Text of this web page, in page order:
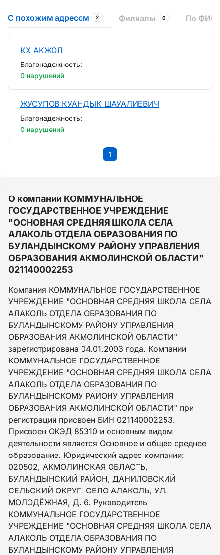
С похожим адресом 2 Филиалы 0 По ФИО
КХ АКЖОЛ
Благонадежность:
0 нарушений
ЖУСУПОВ КУАНДЫК ШАУАЛИЕВИЧ
Благонадежность:
0 нарушений
1
О компании КОММУНАЛЬНОЕ
ГОСУДАРСТВЕННОЕ УЧРЕЖДЕНИЕ
"ОСНОВНАЯ СРЕДНЯЯ ШКОЛА СЕЛА
АЛАКОЛЬ ОТДЕЛА ОБРАЗОВАНИЯ ПО
БУЛАНДЫНСКОМУ РАЙОНУ УПРАВЛЕНИЯ
ОБРАЗОВАНИЯ АКМОЛИНСКОЙ ОБЛАСТИ"
021140002253
Компания КОММУНАЛЬНОЕ ГОСУДАРСТВЕННОЕ
УЧРЕЖДЕНИЕ "ОСНОВНАЯ СРЕДНЯЯ ШКОЛА СЕЛА
АЛАКОЛЬ ОТДЕЛА ОБРАЗОВАНИЯ ПО
БУЛАНДЫНСКОМУ РАЙОНУ УПРАВЛЕНИЯ
ОБРАЗОВАНИЯ АКМОЛИНСКОЙ ОБЛАСТИ"
зарегистрирована 04.01.2003 года. Компании
КОММУНАЛЬНОЕ ГОСУДАРСТВЕННОЕ
УЧРЕЖДЕНИЕ "ОСНОВНАЯ СРЕДНЯЯ ШКОЛА СЕЛА
АЛАКОЛЬ ОТДЕЛА ОБРАЗОВАНИЯ ПО
БУЛАНДЫНСКОМУ РАЙОНУ УПРАВЛЕНИЯ
ОБРАЗОВАНИЯ АКМОЛИНСКОЙ ОБЛАСТИ" при
регистрации присвоен БИН 021140002253.
Присвоен ОКЭД 85310 и основным видом
деятельности является Основное и общее среднее
образование. Юридический адрес компании:
020502, АКМОЛИНСКАЯ ОБЛАСТЬ,
БУЛАНДЫНСКИЙ РАЙОН, ДАНИЛОВСКИЙ
СЕЛЬСКИЙ ОКРУГ, СЕЛО АЛАКОЛЬ, УЛ.
МОЛОДЁЖНАЯ, Д. 6. Руководитель
КОММУНАЛЬНОЕ ГОСУДАРСТВЕННОЕ
УЧРЕЖДЕНИЕ "ОСНОВНАЯ СРЕДНЯЯ ШКОЛА СЕЛА
АЛАКОЛЬ ОТДЕЛА ОБРАЗОВАНИЯ ПО
БУЛАНДЫНСКОМУ РАЙОНУ УПРАВЛЕНИЯ